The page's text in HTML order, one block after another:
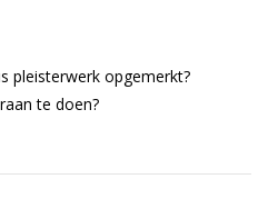
pleisterwerk opgemerkt?
te doen?